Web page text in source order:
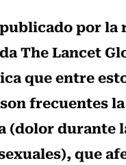
por la
The Lancet
que entre
frecuentes la
(dolor durante
que